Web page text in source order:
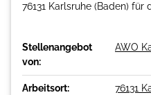
76131 Karlsruhe (Baden) für
Stellenangebot
von:
AWO
Arbeitsort: 76131